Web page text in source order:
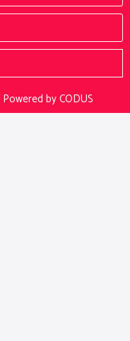
Powered by CODUS